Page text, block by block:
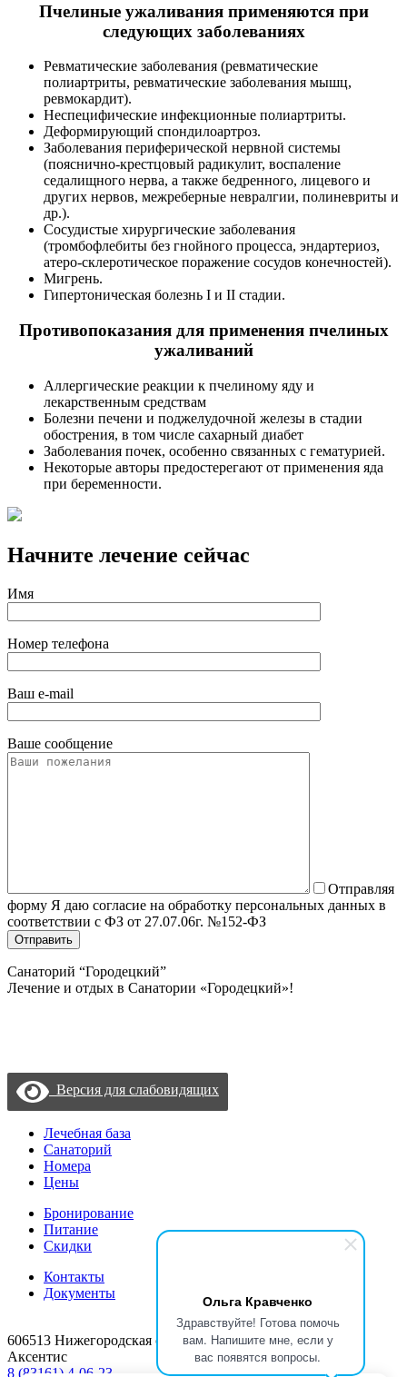
Ольга Кравченко
Здравствуйте! Готова помочь
вам. Напишите мне, если у
вас появятся вопросы.
Пчелиные ужаливания применяются при
следующих заболеваниях
Ревматические заболевания (ревматические
полиартриты, ревматические заболевания мышц,
ревмокардит).
Неспецифические инфекционные полиартриты.
Деформирующий спондилоартроз.
Заболевания периферической нервной системы
(пояснично-крестцовый радикулит, воспаление
седалищного нерва, а также бедренного, лицевого и
других нервов, межреберные невралгии, полиневриты и
др.).
Сосудистые хирургические заболевания
(тромбофлебиты без гнойного процесса, эндартериоз,
атеро-склеротическое поражение сосудов конечностей).
Мигрень.
Гипертоническая болезнь I и II стадии.
Противопоказания для применения пчелиных
ужаливаний
Аллергические реакции к пчелиному яду и
лекарственным средствам
Болезни печени и поджелудочной железы в стадии
обострения, в том числе сахарный диабет
Заболевания почек, особенно связанных с гематурией.
Некоторые авторы предостерегают от применения яда
при беременности.
Начните лечение сейчас
Имя
Номер телефона
Ваш e-mail
Ваше сообщение
Отправляя
форму Я даю согласие на обработку персональных данных в
соответствии с ФЗ от 27.07.06г. №152-ФЗ
Санаторий “Городецкий”
Лечение и отдых в Санатории «Городецкий»!
Версия для слабовидящих
Лечебная база
Санаторий
Номера
Цены
Бронирование
Питание
Скидки
Контакты
Документы
606513 Нижегородская область Городецкий район, п/о
Аксентис
8 (83161) 4-06-23